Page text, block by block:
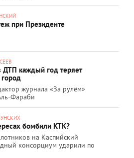
при Президенте
ДТП каждый год теряет
журнала «За рулём»
Фараби
бомбили КТК?
на Каспийский
консорциум ударили по